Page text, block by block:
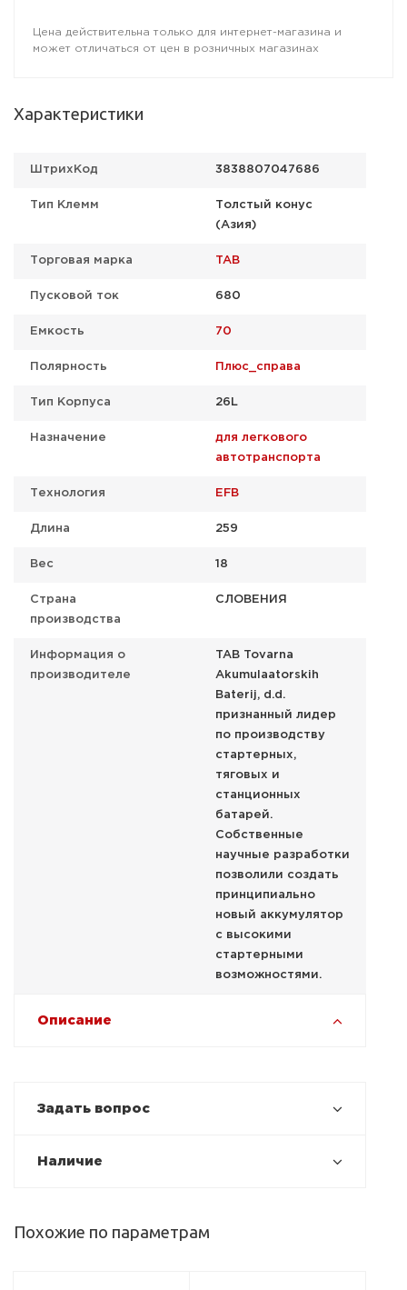
Цена действительна только для интернет-магазина и
может отличаться от цен в розничных магазинах
Характеристики
ШтрихКод 3838807047686
Тип Клемм
Толстый конус
(Азия)
Торговая марка TAB
Пусковой ток 680
Емкость 70
Полярность Плюс_справа
Тип Корпуса 26L
Назначение
для легкового
автотранспорта
Технология EFB
Длина 259
Вес 18
Страна
производства
СЛОВЕНИЯ
Информация о
производителе
TAB Tovarna
Akumulaatorskih
Baterij, d.d.
признанный лидер
по производству
стартерных,
тяговых и
станционных
батарей.
Собственные
научные разработки
позволили создать
принципиально
новый аккумулятор
с высокими
стартерными
возможностями.
Описание
Задать вопрос
Наличие
Похожие по параметрам